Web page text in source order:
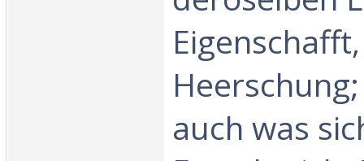
Eigenschafft,
auch was